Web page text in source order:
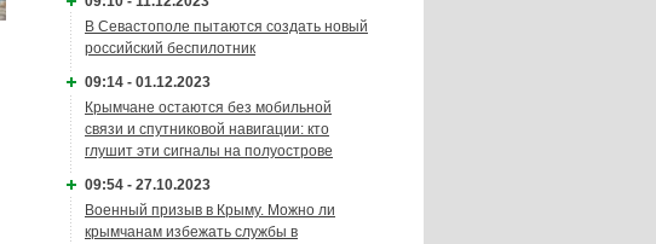
В Севастополе пытаются создать новый
российский беспилотник
09:14 - 01.12.2023
Крымчане остаются без мобильной
связи и спутниковой навигации: кто
глушит эти сигналы на полуострове
09:54 - 27.10.2023
Военный призыв в Крыму. Можно ли
крымчанам избежать службы в